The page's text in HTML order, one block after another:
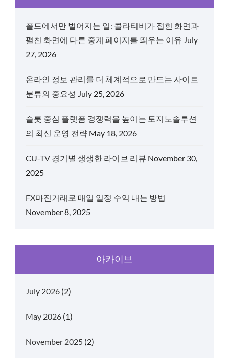
폴드에서만 벌어지는 일: 콜라티비가 접힌 화면과
펼친 화면에 다른 중계 페이지를 띄우는 이유 July
27, 2026
온라인 정보 관리를 더 체계적으로 만드는 사이트
분류의 중요성 July 25, 2026
슬롯 중심 플랫폼 경쟁력을 높이는 토지노솔루션
의 최신 운영 전략 May 18, 2026
CU-TV 경기별 생생한 라이브 리뷰 November 30,
2025
FX마진거래로 매일 일정 수익 내는 방법
November 8, 2025
아카이브
July 2026 (2)
May 2026 (1)
November 2025 (2)